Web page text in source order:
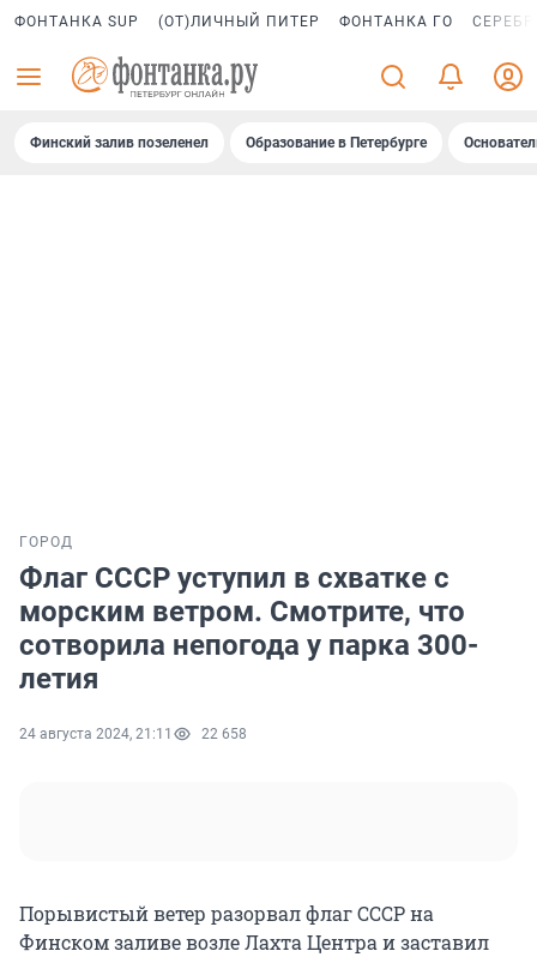
ФОНТАНКА SUP (ОТ)ЛИЧНЫЙ ПИТЕР ФОНТАНКА ГО
Финский залив позеленел Образование в Петербурге
ГОРОД
Флаг СССР уступил в схватке с
морским ветром. Смотрите, что
сотворила непогода у парка 300-
летия
24 августа 2024, 21:11 22 658
Порывистый ветер разорвал флаг СССР на
Финском заливе возле Лахта Центра и заставил